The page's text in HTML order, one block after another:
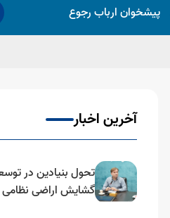
پیشخوان ارباب رجوع
آخرین اخبار
تحول بنیادین در
گشایش اراضی نظامی